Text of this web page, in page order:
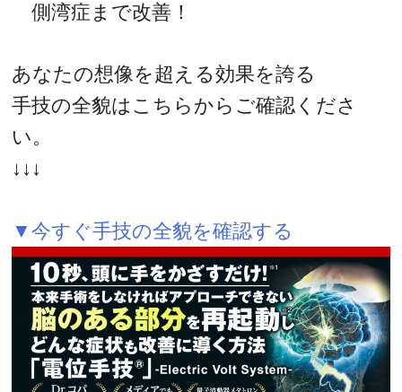
側湾症まで改善！
あなたの想像を超える効果を誇る
手技の全貌はこちらからご確認くださ
い。
↓↓↓
▼今すぐ手技の全貌を確認する